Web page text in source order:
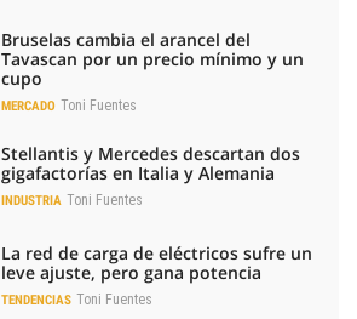
Bruselas cambia el arancel del
Tavascan por un precio mínimo y un
cupo
MERCADO Toni Fuentes
Stellantis y Mercedes descartan dos
gigafactorías en Italia y Alemania
INDUSTRIA Toni Fuentes
La red de carga de eléctricos sufre un
leve ajuste, pero gana potencia
TENDENCIAS Toni Fuentes